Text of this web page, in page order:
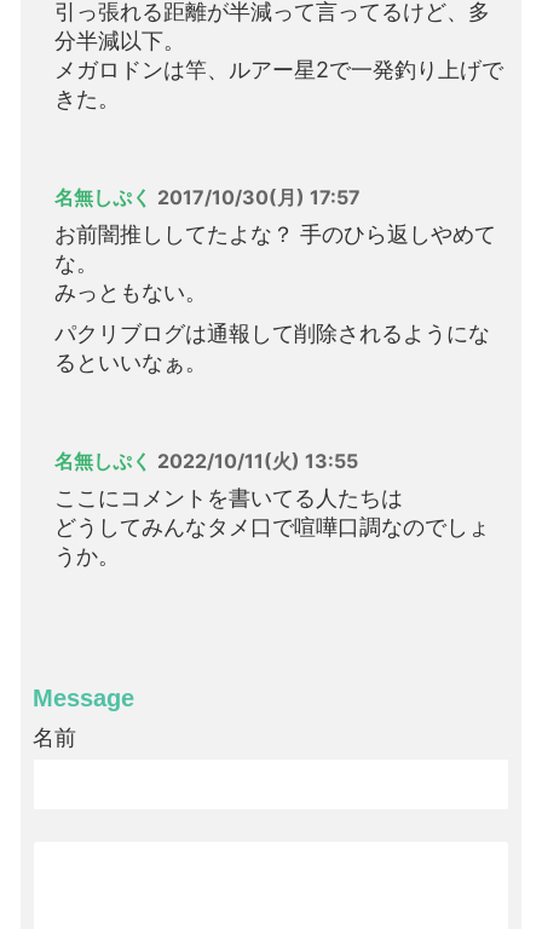
引っ張れる距離が半減って言ってるけど、多
分半減以下。
メガロドンは竿、ルアー星2で一発釣り上げで
きた。
名無しぷく 2017/10/30(月) 17:57
お前闇推ししてたよな？ 手のひら返しやめて
な。
みっともない。
パクリブログは通報して削除されるようにな
るといいなぁ。
名無しぷく 2022/10/11(火) 13:55
ここにコメントを書いてる人たちは
どうしてみんなタメ口で喧嘩口調なのでしょ
うか。
Message
名前